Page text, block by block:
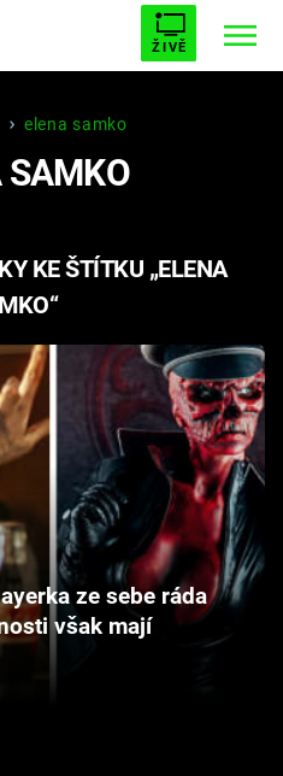
ŽIVĚ
PŘEMOŽITELKA UPÍRŮ
5
elena samko
SAMKO
KE ŠTÍTKU „ELENA
ze sebe ráda
však mají